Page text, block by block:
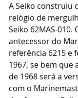
A Seiko construiu
relógio de
Seiko 62MAS-010.
antecessor do
referência 6215 e
1967, se bem que
de 1968 será a
com o